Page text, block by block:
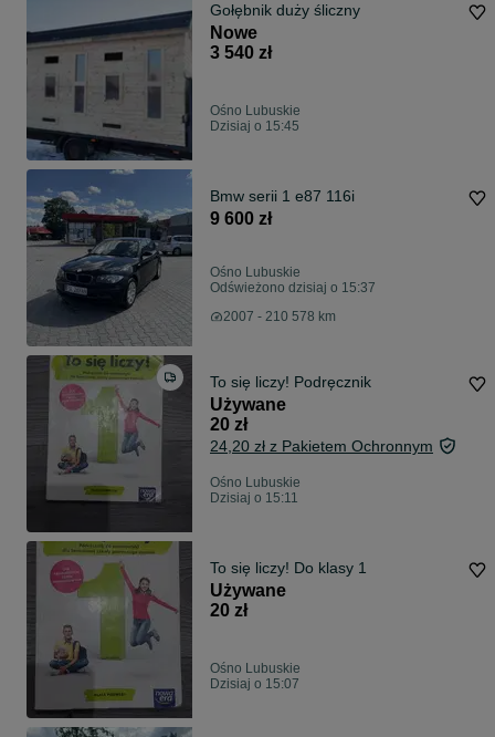
Gołębnik duży śliczny
Nowe
3 540 zł
Ośno Lubuskie
Dzisiaj o 15:45
Bmw serii 1 e87 116i
9 600 zł
Ośno Lubuskie
Odświeżono dzisiaj o 15:37
2007 - 210 578 km
To się liczy! Podręcznik
Używane
20 zł
24,20 zł z Pakietem Ochronnym
Ośno Lubuskie
Dzisiaj o 15:11
To się liczy! Do klasy 1
Używane
20 zł
Ośno Lubuskie
Dzisiaj o 15:07